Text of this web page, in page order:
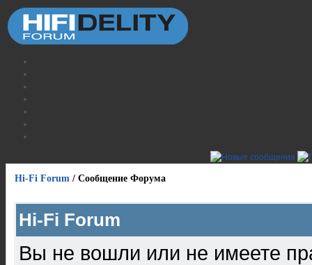
Hi-Fi Forum / Сообщение Форума
Hi-Fi Forum
Вы не вошли или не имеете